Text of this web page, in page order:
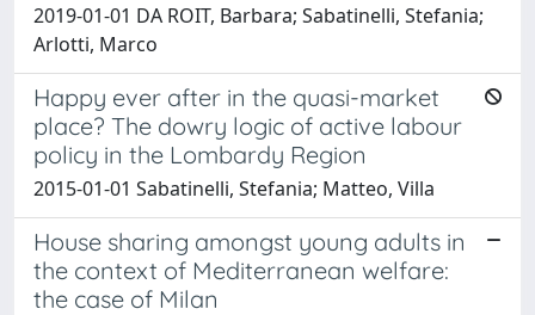
2019-01-01 DA ROIT, Barbara; Sabatinelli, Stefania;
Arlotti, Marco
Happy ever after in the quasi-market
place? The dowry logic of active labour
policy in the Lombardy Region
2015-01-01 Sabatinelli, Stefania; Matteo, Villa
House sharing amongst young adults in
the context of Mediterranean welfare:
the case of Milan